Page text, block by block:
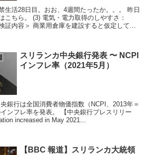
活28日目。おお、4週間たったか。。。 昨日
力取得のしやすさ：
190か国中 89位 ＜検証内容＞ 商業用倉庫を建設すると仮定して...
スリランカ中央銀行発表 〜 NCPI
インフレ率（2021年5月）
表。 【中央銀行プレスリリー
increased in May 2021...
【BBC 報道】スリランカ大統領